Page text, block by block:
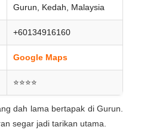
Gurun, Kedah, Malaysia
+60134916160
Google Maps
⭐⭐⭐⭐
dah lama bertapak di Gurun.
segar jadi tarikan utama.